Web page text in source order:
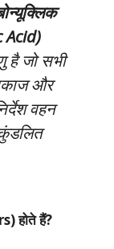
Acid)
जो सभी
और
वहन
होते हैं?